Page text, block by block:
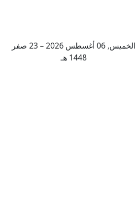
الخميس, 06 أغسطس 2026 – 23 صفر
1448 هـ